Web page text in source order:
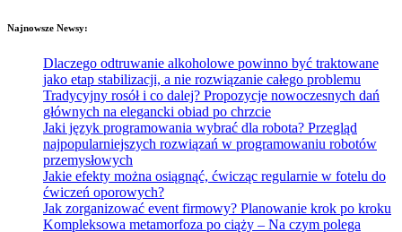
Najnowsze Newsy:
Dlaczego odtruwanie alkoholowe powinno być traktowane
jako etap stabilizacji, a nie rozwiązanie całego problemu
Tradycyjny rosół i co dalej? Propozycje nowoczesnych dań
głównych na elegancki obiad po chrzcie
Jaki język programowania wybrać dla robota? Przegląd
najpopularniejszych rozwiązań w programowaniu robotów
przemysłowych
Jakie efekty można osiągnąć, ćwicząc regularnie w fotelu do
ćwiczeń oporowych?
Jak zorganizować event firmowy? Planowanie krok po kroku
Kompleksowa metamorfoza po ciąży – Na czym polega